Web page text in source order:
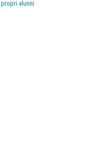
alunni